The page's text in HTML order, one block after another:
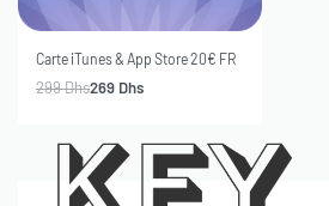
Carte iTunes & App Store 20€ FR
299Dhs269 Dhs